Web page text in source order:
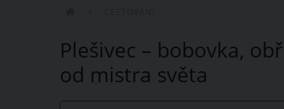
Plešivec – bobovka,
od mistra světa